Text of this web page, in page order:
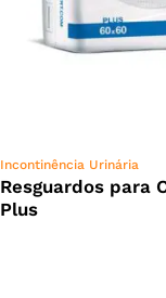
Incontinência Urinária
Resguardos para
Plus